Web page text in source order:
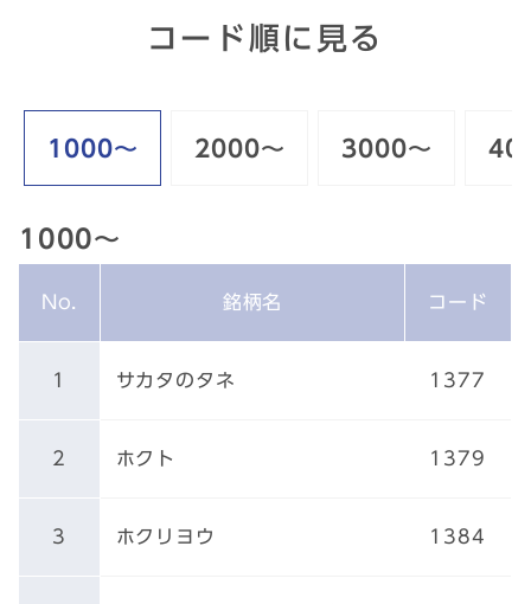
コード順に見る
1000～ 2000～ 3000～
1000～
No. 銘柄名 コード
1 サカタのタネ 1377
2 ホクト 1379
3 ホクリヨウ 1384